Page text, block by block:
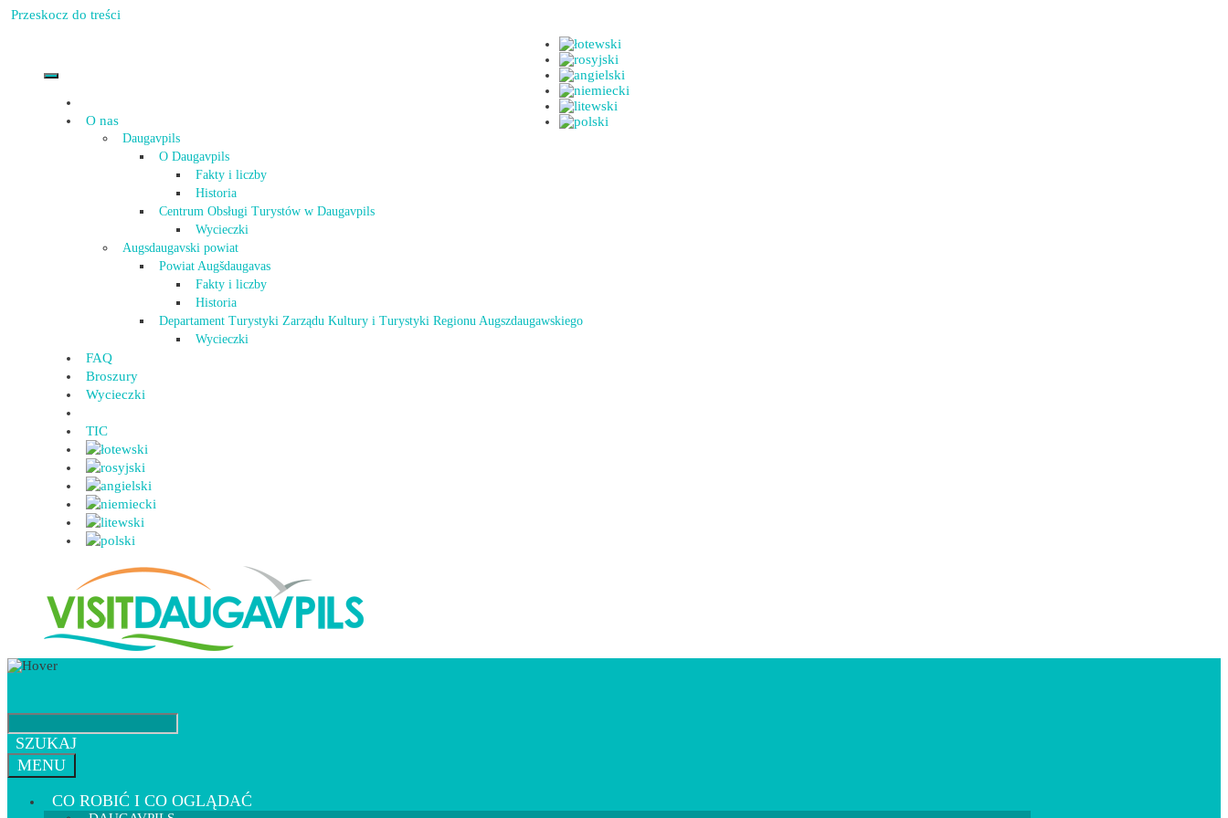
Przeskocz do treści
O nas
Daugavpils
O Daugavpils
Fakty i liczby
Historia
Centrum Obsługi Turystów w Daugavpils
Wycieczki
Augsdaugavski powiat
Powiat Augšdaugavas
Fakty i liczby
Historia
Departament Turystyki Zarządu Kultury i Turystyki Regionu Augszdaugawskiego
Wycieczki
FAQ
Broszury
Wycieczki
TIC
SZUKAJ
MENU
CO ROBIĆ I CO OGLĄDAĆ